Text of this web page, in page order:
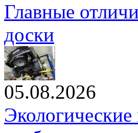
Главные
доски
05.08.2026